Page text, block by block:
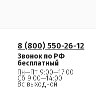
8 (800) 550-26-12
Звонок по РФ
бесплатный
Пн—Пт 9:00—17:00
Сб 9:00—14:00
Вс выходной